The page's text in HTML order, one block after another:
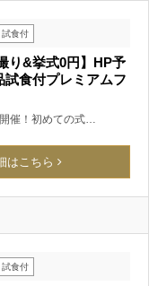
試食付
り&挙式0円】HP予
食付プレミアムフ
催！初めての式…
はこちら
試食付